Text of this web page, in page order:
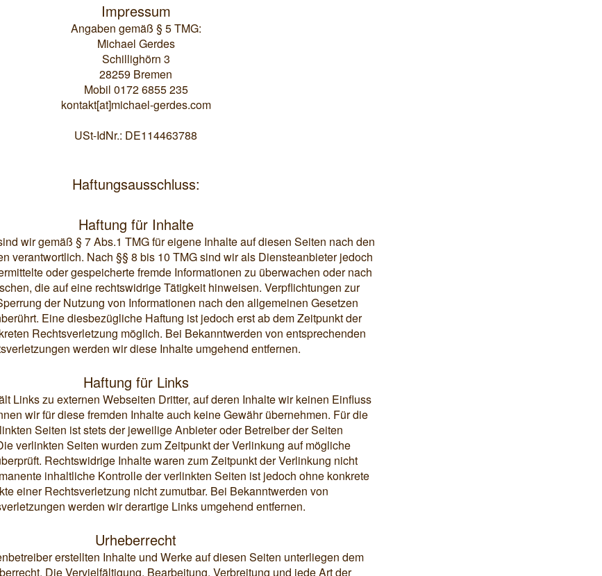
Impressum
Angaben gemäß § 5 TMG:
Michael Gerdes
Schillighörn 3
28259 Bremen
Mobil 0172 6855 235
kontakt[at]michael-gerdes.com
USt-IdNr.: DE114463788
Haftungsausschluss:
Haftung für Inhalte
wir gemäß § 7 Abs.1 TMG für eigene Inhalte auf diesen Seiten nach den
verantwortlich. Nach §§ 8 bis 10 TMG sind wir als Diensteanbieter jedoch
oder gespeicherte fremde Informationen zu überwachen oder nach
die auf eine rechtswidrige Tätigkeit hinweisen. Verpflichtungen zur
der Nutzung von Informationen nach den allgemeinen Gesetzen
Eine diesbezügliche Haftung ist jedoch erst ab dem Zeitpunkt der
Rechtsverletzung möglich. Bei Bekanntwerden von entsprechenden
werden wir diese Inhalte umgehend entfernen.
Haftung für Links
Links zu externen Webseiten Dritter, auf deren Inhalte wir keinen Einfluss
wir für diese fremden Inhalte auch keine Gewähr übernehmen. Für die
Seiten ist stets der jeweilige Anbieter oder Betreiber der Seiten
verlinkten Seiten wurden zum Zeitpunkt der Verlinkung auf mögliche
Rechtswidrige Inhalte waren zum Zeitpunkt der Verlinkung nicht
inhaltliche Kontrolle der verlinkten Seiten ist jedoch ohne konkrete
einer Rechtsverletzung nicht zumutbar. Bei Bekanntwerden von
werden wir derartige Links umgehend entfernen.
Urheberrecht
erstellten Inhalte und Werke auf diesen Seiten unterliegen dem
Die Vervielfältigung, Bearbeitung, Verbreitung und jede Art der